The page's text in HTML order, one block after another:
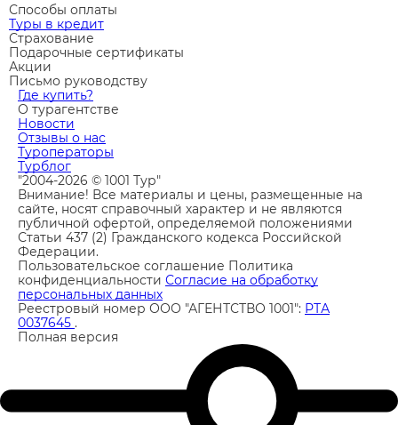
Способы оплаты
Туры в кредит
Страхование
Подарочные сертификаты
Акции
Письмо руководству
Где купить?
О турагентстве
Новости
Отзывы о нас
Туроператоры
Турблог
"2004-2026 © 1001 Тур"
Внимание! Все материалы и цены, размещенные на
сайте, носят справочный характер и не являются
публичной офертой, определяемой положениями
Статьи 437 (2) Гражданского кодекса Российской
Федерации.
Пользовательское соглашение Политика
конфиденциальности Согласие на обработку
персональных данных
Реестровый номер ООО "АГЕНТСТВО 1001": РТА
0037645 .
Полная версия